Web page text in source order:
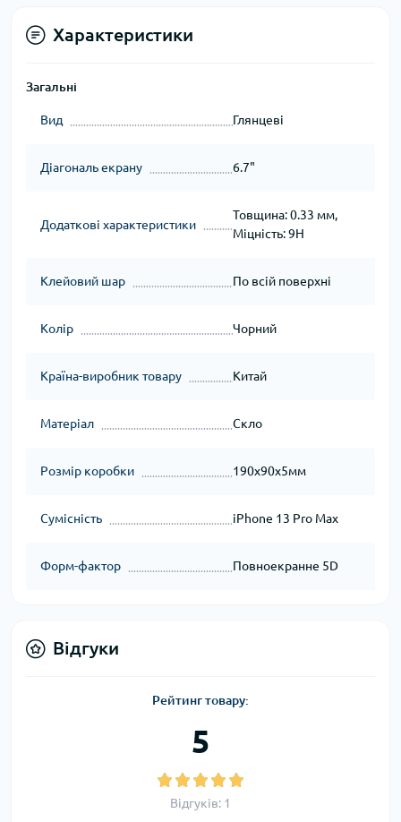
Характеристики
Загальні
Вид Глянцеві
Діагональ екрану 6.7"
Додаткові характеристики
Товщина: 0.33 мм,
Міцність: 9H
Клейовий шар По всій поверхні
Колір Чорний
Країна-виробник товару Китай
Матеріал Скло
Розмір коробки 190x90x5мм
Сумісність iPhone 13 Pro Max
Форм-фактор Повноекранне 5D
Відгуки
Рейтинг товару:
5
Відгуків: 1